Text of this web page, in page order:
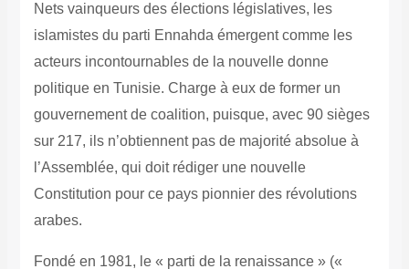
Nets vainqueurs des élections législatives, les
islamistes du parti Ennahda émergent comme les
acteurs ­incontournables de la nouvelle donne
politique en Tunisie. Charge à eux de former un
gouvernement de coalition, puisque, avec 90 sièges
sur 217, ils n’obtiennent pas de majorité absolue à
l’Assemblée, qui doit rédiger une nouvelle
Constitution pour ce pays pionnier des révolutions
arabes.
Fondé en 1981, le « parti de la renaissance » («